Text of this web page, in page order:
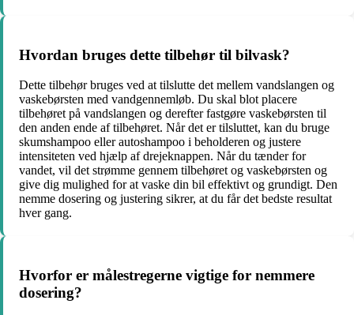
Hvordan bruges dette tilbehør til bilvask?
Dette tilbehør bruges ved at tilslutte det mellem vandslangen og
vaskebørsten med vandgennemløb. Du skal blot placere
tilbehøret på vandslangen og derefter fastgøre vaskebørsten til
den anden ende af tilbehøret. Når det er tilsluttet, kan du bruge
skumshampoo eller autoshampoo i beholderen og justere
intensiteten ved hjælp af drejeknappen. Når du tænder for
vandet, vil det strømme gennem tilbehøret og vaskebørsten og
give dig mulighed for at vaske din bil effektivt og grundigt. Den
nemme dosering og justering sikrer, at du får det bedste resultat
hver gang.
Hvorfor er målestregerne vigtige for nemmere
dosering?